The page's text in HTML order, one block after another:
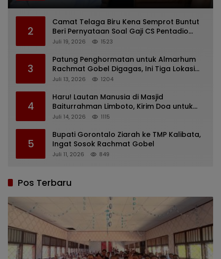
2
Camat Telaga Biru Kena Semprot Buntut
Beri Pernyataan Soal Gaji CS Pentadio
Barat yang Nunggak
Juli 19, 2026 1523
3
Patung Penghormatan untuk Almarhum
Rachmat Gobel Digagas, Ini Tiga Lokasi
yang Diusulkan
Juli 13, 2026 1204
4
Haru! Lautan Manusia di Masjid
Baiturrahman Limboto, Kirim Doa untuk
Almarhum Rachmat Gobel
Juli 14, 2026 1115
5
Bupati Gorontalo Ziarah ke TMP Kalibata,
Ingat Sosok Rachmat Gobel
Juli 11, 2026 849
Pos Terbaru